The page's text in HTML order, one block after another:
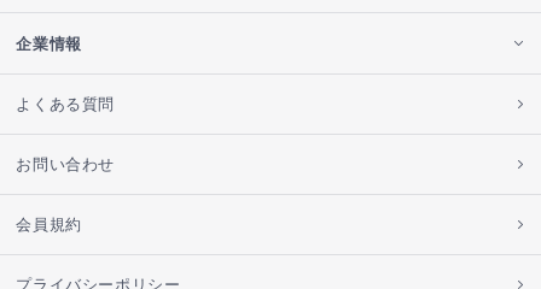
企業情報
よくある質問
お問い合わせ
会員規約
プライバシーポリシー